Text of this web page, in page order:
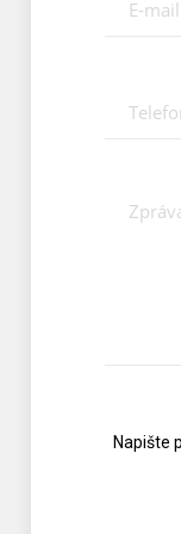
Napište